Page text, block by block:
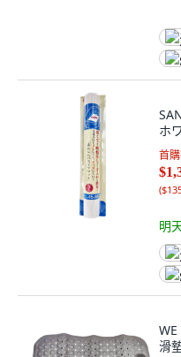
ホ
首
(
明
滑